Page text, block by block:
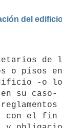
del
o pisos
-o
en su caso-
con el fin